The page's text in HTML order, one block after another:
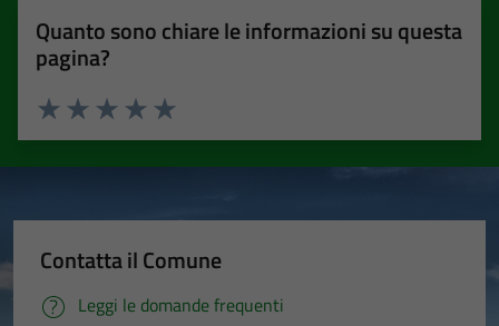
Quanto sono chiare le informazioni su questa
pagina?
Valuta 5 stelle su 5
Valuta 4 stelle su 5
Valuta 3 stelle su 5
Valuta 2 stelle su 5
Valuta 1 stelle su 5
Contatta il Comune
Leggi le domande frequenti